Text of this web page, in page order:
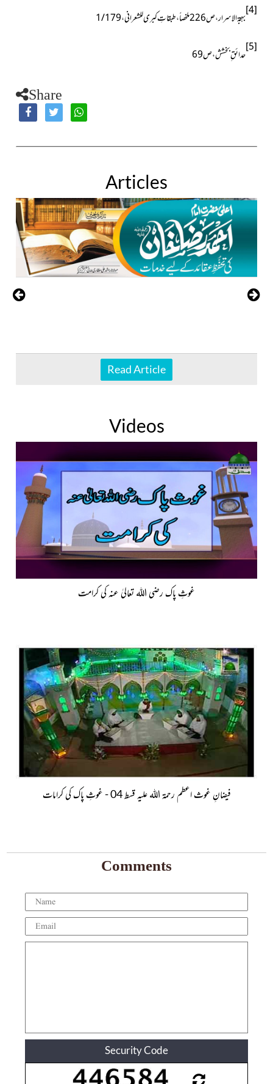
[4] بہجۃالاسرار ، ص226ملخصاً
، طبقاتِ کبری للشعرانی ، 1/179
[5] حدائق ِ بخشش ، ص69
Share
Articles
Read Article
Videos
غوثِ پاک رضی اللہ تعالیٰ عنہ کی كرامت
فیضانِ غوث اعظم رحمۃ اللہ علیہ قسط 04 - غوثِ پاک کی کرامات
Comments
Security Code